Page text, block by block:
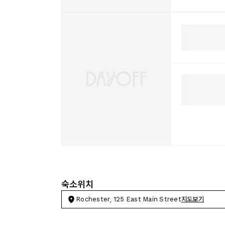
숙소위치
Rochester, 125 East Main Street지도보기